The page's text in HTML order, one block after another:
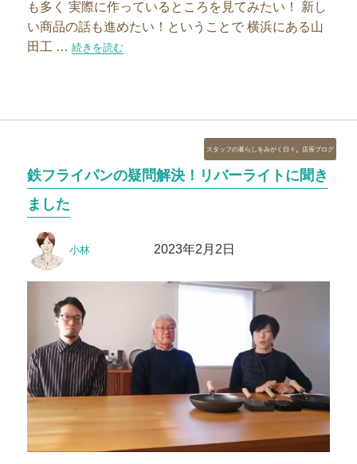
も多く 実際に作っているところを見てみたい！ 新し
い商品の話も進めたい！ということで 横浜にある山
田工 …“【スタッフブログ】山田工業所へ工場見学に行ってきました
続きを読む
鉄フライパンの疑問解決！リバーライトに聞き
ました
稿
小林稿
2023年2月2日
カ
テ
ゴ
スタッフの暮らしをみがく日々 店長ブログ